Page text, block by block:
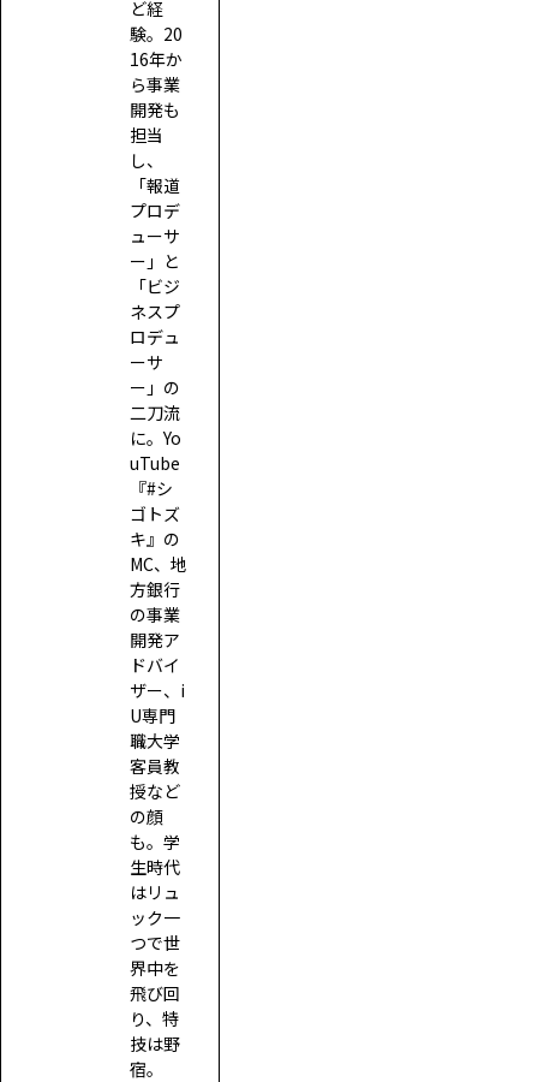
ど経
験。20
16年か
ら事業
開発も
担当
し、
「報道
プロデ
ューサ
ー」と
「ビジ
ネスプ
ロデュ
ーサ
ー」の
二刀流
に。Yo
uTube
『#シ
ゴトズ
キ』の
MC、地
方銀行
の事業
開発ア
ドバイ
ザー、i
U専門
職大学
客員教
授など
の顔
も。学
生時代
はリュ
ック一
つで世
界中を
飛び回
り、特
技は野
宿。